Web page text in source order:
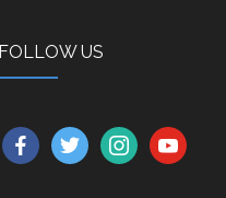
FOLLOW US
facebooktwitterinstagramyoutube